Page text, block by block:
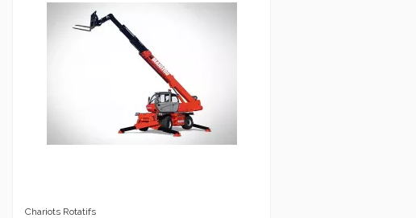
Chariots Rotatifs